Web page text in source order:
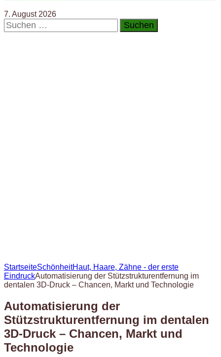
7. August 2026
Suchen
nach:
StartseiteSchönheitHaut, Haare, Zähne - der erste
EindruckAutomatisierung der Stützstrukturentfernung im
dentalen 3D-Druck – Chancen, Markt und Technologie
Automatisierung der
Stützstrukturentfernung im dentalen
3D-Druck – Chancen, Markt und
Technologie